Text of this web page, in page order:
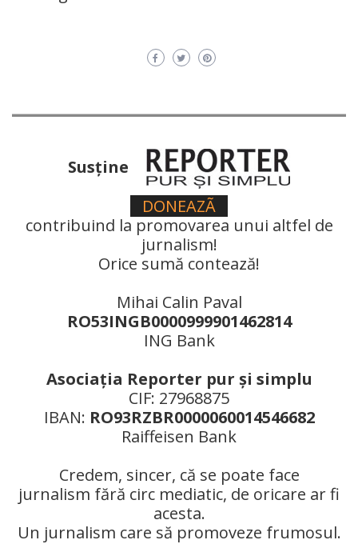
Susţine
DONEAZÃ
contribuind la promovarea unui altfel de
jurnalism!
Orice sumă contează!
Mihai Calin Paval
RO53INGB0000999901462814
ING Bank
Asociaţia Reporter pur şi simplu
CIF: 27968875
IBAN: RO93RZBR0000060014546682
Raiffeisen Bank
Credem, sincer, că se poate face
jurnalism fără circ mediatic, de oricare ar fi
acesta.
Un jurnalism care să promoveze frumosul.